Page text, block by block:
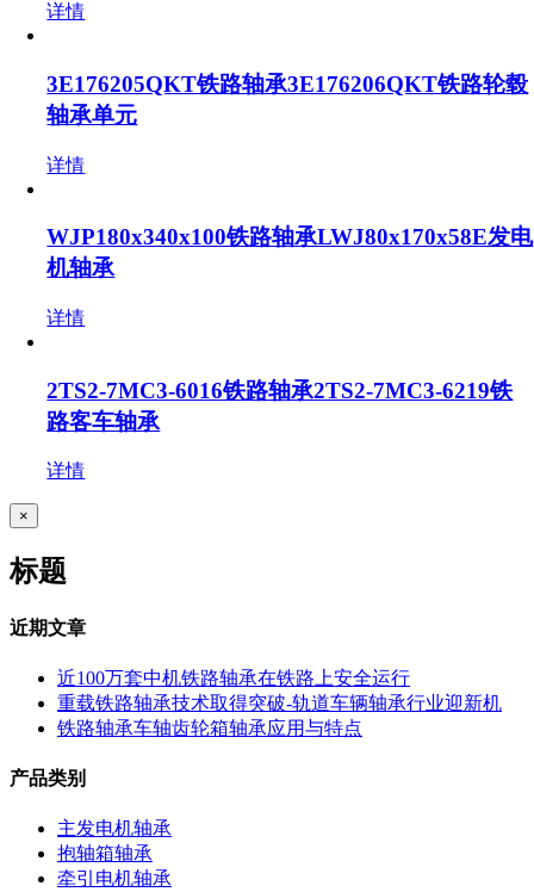
详情
3E176205QKT铁路轴承3E176206QKT铁路轮毂
轴承单元
详情
WJP180x340x100铁路轴承LWJ80x170x58E发电
机轴承
详情
2TS2-7MC3-6016铁路轴承2TS2-7MC3-6219铁
路客车轴承
详情
关
产
品
速
×
标题
近期文章
近100万套中机铁路轴承在铁路上安全运行
重载铁路轴承技术取得突破-轨道车辆轴承行业迎新机
铁路轴承车轴齿轮箱轴承应用与特点
产品类别
主发电机轴承
抱轴箱轴承
牵引电机轴承